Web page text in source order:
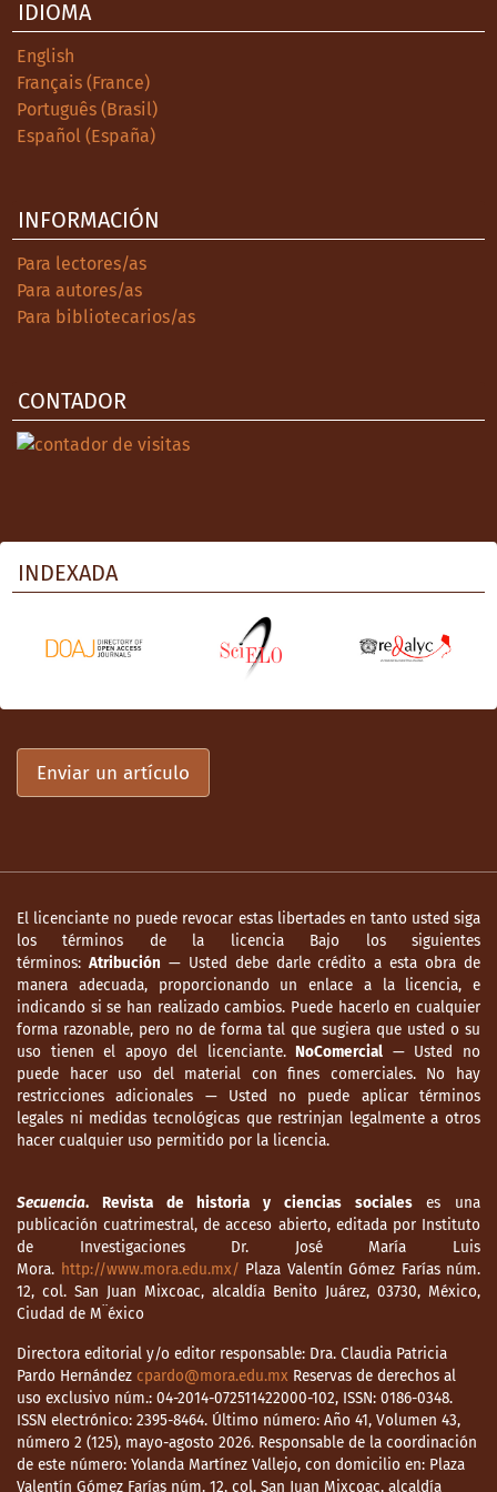
IDIOMA
English
Français (France)
Português (Brasil)
Español (España)
INFORMACIÓN
Para lectores/as
Para autores/as
Para bibliotecarios/as
CONTADOR
INDEXADA
Enviar un artículo
El licenciante no puede revocar estas libertades en tanto usted siga
los términos de la licencia Bajo los siguientes
términos: Atribución — Usted debe darle crédito a esta obra de
manera adecuada, proporcionando un enlace a la licencia, e
indicando si se han realizado cambios. Puede hacerlo en cualquier
forma razonable, pero no de forma tal que sugiera que usted o su
uso tienen el apoyo del licenciante.NoComercial — Usted no
puede hacer uso del material con fines comerciales. No hay
restricciones adicionales — Usted no puede aplicar términos
legales ni medidas tecnológicas que restrinjan legalmente a otros
hacer cualquier uso permitido por la licencia.
Secuencia. Revista de historia y ciencias socialeses una
publicación cuatrimestral, de acceso abierto, editada por Instituto
de Investigaciones Dr. José María Luis
Mora. http://www.mora.edu.mx/ Plaza Valentín Gómez Farías núm.
12, col. San Juan Mixcoac, alcaldía Benito Juárez, 03730, México,
Ciudad de M¨éxico
Directora editorial y/o editor responsable: Dra. Claudia Patricia
Pardo Hernández cpardo@mora.edu.mx Reservas de derechos al
uso exclusivo núm.: 04-2014-072511422000-102, ISSN: 0186-0348.
ISSN electrónico: 2395-8464. Último número: Año 41, Volumen 43,
número 2 (125), mayo-agosto 2026. Responsable de la coordinación
de este número: Yolanda Martínez Vallejo, con domicilio en: Plaza
Valentín Gómez Farías núm. 12, col. San Juan Mixcoac, alcaldía